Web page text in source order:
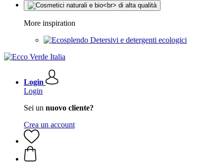
More inspiration
Detersivi e detergenti ecologici
Login
Login
Sei un nuovo cliente?
Crea un account